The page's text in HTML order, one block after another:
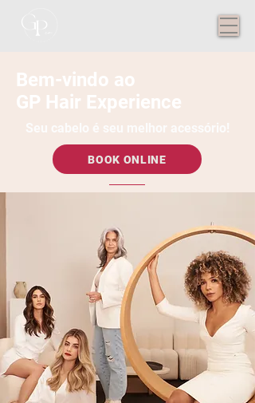
Bem-vindo ao
GP Hair Experience
Seu cabelo é seu melhor acessório!
BOOK ONLINE